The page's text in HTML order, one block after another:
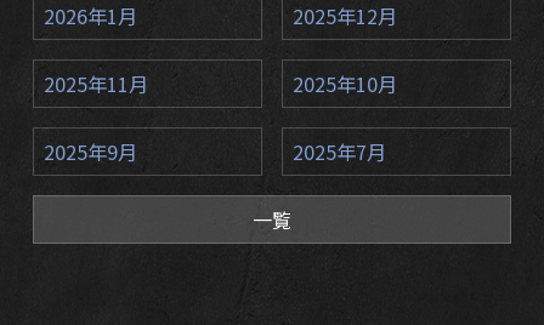
2026年1月 2025年12月
2025年11月 2025年10月
2025年9月 2025年7月
一覧